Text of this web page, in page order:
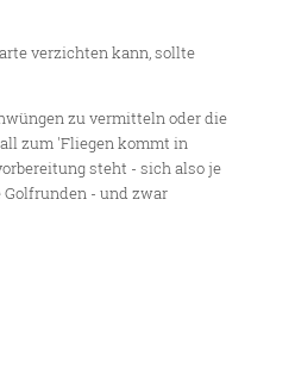
verzichten kann, sollte
zu vermitteln oder die
zum 'Fliegen kommt in
steht - sich also je
- und zwar